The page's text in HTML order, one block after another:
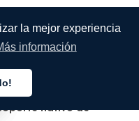
la mejor experiencia
información
lo que
escale tan rápido
nativo de